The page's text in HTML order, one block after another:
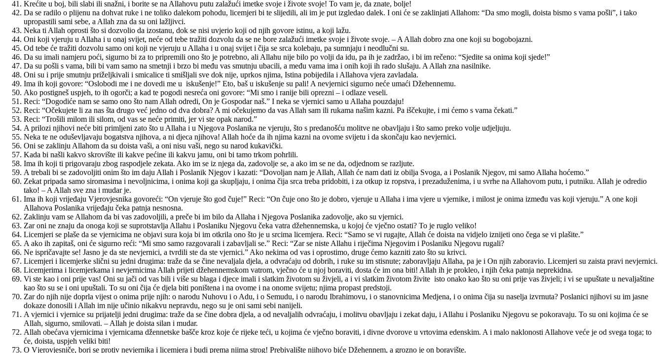
Krećite u boj, bili slabi ili snažni, i borite se na Allahovu putu zalažući imetke svoje i živote svoje! To vam je, da znate, bolje!
Da se radilo o plijenu na dohvat ruke i ne toliko dalekom pohodu, licemjeri bi te slijedili, ali im je put izgledao dalek. I oni će se zaklinjati Allahom: “Da smo mogli, doista bismo s vama pošli”, i tako
upropastili sami sebe, a Allah zna da su oni lažljivci.
Neka ti Allah oprosti što si dozvolio da izostanu, dok se nisi uvjerio koji od njih govore istinu, a koji lažu.
Oni koji vjeruju u Allaha i u onaj svijet, neće od tebe tražiti dozvolu da se ne bore zalažući imetke svoje i živote svoje. – A Allah dobro zna one koji su bogobojazni.
Od tebe će tražiti dozvolu samo oni koji ne vjeruju u Allaha i u onaj svijet i čija se srca kolebaju, pa sumnjaju i neodlučni su.
Da su imali namjeru poći, sigurno bi za to pripremili ono što je potrebno, ali Allahu nije bilo po volji da idu, pa ih je zadržao, i bi im rečeno: “Sjedite sa onima koji sjede!”
Da su pošli s vama, bili bi vam samo na smetnji i brzo bi među vas smutnju ubacili, a među vama ima i onih koji ih rado slušaju. A Allah zna nasilnike.
Oni su i prije smutnju priželjkivali i smicalice ti smišljali sve dok nije, uprkos njima, Istina pobijedila i Allahova vjera zavladala.
Ima ih koji govore: “Oslobodi me i ne dovedi me u iskušenje!” Eto, baš u iskušenje su pali! A nevjernici sigurno neće umaći Džehennemu.
Ako postigneš uspjeh, to ih ogorči; a kad te pogodi nesreća oni govore: “Mi smo i ranije bili oprezni – i odlaze veseli.
Reci: “Dogodiće nam se samo ono što nam Allah odredi, On je Gospodar naš.” I neka se vjernici samo u Allaha pouzdaju!
Reci: “Očekujete li za nas šta drugo već jedno od dva dobra? A mi očekujemo da vas Allah sam ili rukama našim kazni. Pa iščekujte, i mi ćemo s vama čekati.”
Reci: “Trošili milom ili silom, od vas se neće primiti, jer vi ste opak narod.”
A prilozi njihovi neće biti primljeni zato što u Allaha i u Njegova Poslanika ne vjeruju, što s predanošću molitve ne obavljaju i što samo preko volje udjeljuju.
Neka te ne oduševljavaju bogatstva njihova, a ni djeca njihova! Allah hoće da ih njima kazni na ovome svijetu i da skončaju kao nevjernici.
Oni se zaklinju Allahom da su doista vaši, a oni nisu vaši, nego su narod kukavički.
Kada bi našli kakvo skrovište ili kakve pećine ili kakvu jamu, oni bi tamo trkom pohrlili.
Ima ih koji ti prigovaraju zbog raspodjele zekata. Ako im se iz njega da, zadovolje se, a ako im se ne da, odjednom se razljute.
A trebali bi se zadovoljiti onim što im daju Allah i Poslanik Njegov i kazati: “Dovoljan nam je Allah, Allah će nam dati iz obilja Svoga, a i Poslanik Njegov, mi samo Allaha hoćemo.”
Zekat pripada samo siromasima i nevoljnicima, i onima koji ga skupljaju, i onima čija srca treba pridobiti, i za otkup iz ropstva, i prezaduženima, i u svrhe na Allahovom putu, i putniku. Allah je odredio
tako! – A Allah sve zna i mudar je.
Ima ih koji vrijeđaju Vjerovjesnika govoreći: “On vjeruje što god čuje!” Reci: “On čuje ono što je dobro, vjeruje u Allaha i ima vjere u vjernike, i milost je onima između vas koji vjeruju.” A one koji
Allahova Poslanika vrijeđaju čeka patnja nesnosna.
Zaklinju vam se Allahom da bi vas zadovoljili, a preče bi im bilo da Allaha i Njegova Poslanika zadovolje, ako su vjernici.
Zar oni ne znaju da onoga koji se suprotstavlja Allahu i Poslaniku Njegovu čeka vatra džehennemska, u kojoj će vječno ostati? To je ruglo veliko!
Licemjeri se plaše da se vjernicima ne objavi sura koja bi im otkrila ono što je u srcima licemjera. Reci: “Samo se vi rugajte, Allah će doista na vidjelo iznijeti ono čega se vi plašite.”
A ako ih zapitaš, oni će sigurno reći: “Mi smo samo razgovarali i zabavljali se.” Reci: “Zar se niste Allahu i riječima Njegovim i Poslaniku Njegovu rugali?
Ne ispričavajte se! Jasno je da ste nevjernici, a tvrdili ste da ste vjernici.” Ako nekima od vas i oprostimo, druge ćemo kazniti zato što su krivci.
Licemjeri i licemjerke slični su jedni drugima: traže da se čine nevaljala djela, a odvraćaju od dobrih, i ruke su im stisnute; zaboravljaju Allaha, pa je i On njih zaboravio. Licemjeri su zaista pravi nevjernici.
Licemjerima i licemjerkama i nevjernicima Allah prijeti džehennemskom vatrom, vječno će u njoj boraviti, dosta će im ona biti! Allah ih je prokleo, i njih čeka patnja neprekidna.
Vi ste kao i oni prije vas! Oni su jači od vas bili i više su blaga i djece imali i slatkim životom su živjeli, a i vi slatkim životom živite isto onako kao što su oni prije vas živjeli; i vi se upuštate u nevaljaštine
kao što su se i oni upuštali. To su oni čija će djela biti poništena i na ovome i na onome svijetu; njima propast predstoji.
Zar do njih nije doprla vijest o onima prije njih: o narodu Nuhovu i o Adu, i o Semudu, i o narodu Ibrahimovu, i o stanovnicima Medjena, i o onima čija su naselja izvrnuta? Poslanici njihovi su im jasne
dokaze donosili i Allah im nije učinio nikakvu nepravdu, nego su je oni sami sebi nanijeli.
A vjernici i vjernice su prijatelji jedni drugima: traže da se čine dobra djela, a od nevaljalih odvraćaju, i molitvu obavljaju i zekat daju, i Allahu i Poslaniku Njegovu se pokoravaju. To su oni kojima će se
Allah, sigurno, smilovati. – Allah je doista silan i mudar.
Allah obećava vjernicima i vjernicama džennetske bašče kroz koje će rijeke teći, u kojima će vječno boraviti, i divne dvorove u vrtovima edenskim. A i malo naklonosti Allahove veće je od svega toga; to
će, doista, uspjeh veliki biti!
O Vjerovjesniče, bori se protiv nevjernika i licemjera i budi prema njima strog! Prebivalište njihovo biće Džehennem, a grozno je on boravište.